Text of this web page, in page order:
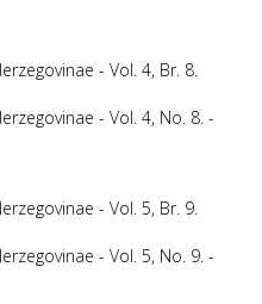
- Vol. 4, Br. 8.
- Vol. 4, No. 8. -
- Vol. 5, Br. 9.
- Vol. 5, No. 9. -